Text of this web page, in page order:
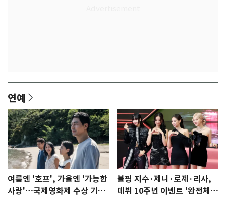
연예
여름엔 '호프', 가을엔 '가능한
사랑'…국제영화제 수상 기대
블핑 지수·제니·로제·리사,
데뷔 10주년 이벤트 '완전체'